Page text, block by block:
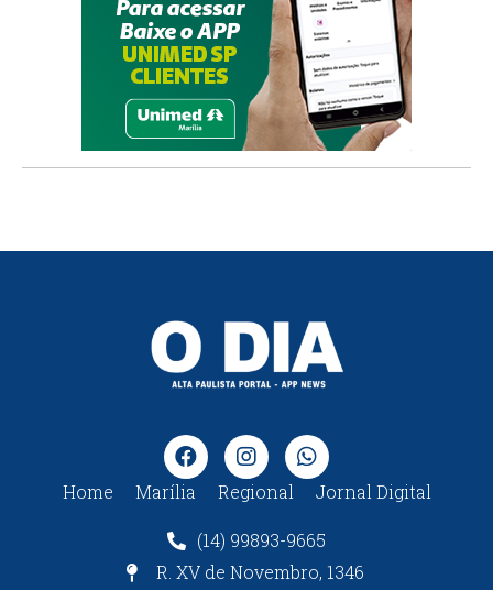
Home Marília Regional Jornal Digital
(14) 99893-9665
R. XV de Novembro, 1346